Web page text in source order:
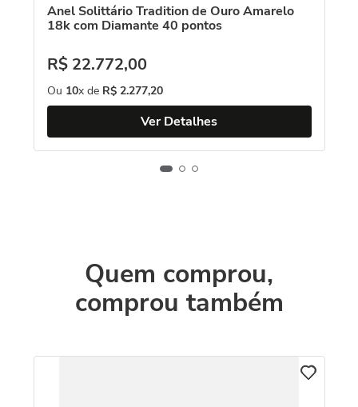
Anel Solittário Tradition de Ouro Amarelo
18k com Diamante 40 pontos
R$ 22.772,00
Ou 10x de R$ 2.277,20
Ver Detalhes
Quem comprou,
comprou também